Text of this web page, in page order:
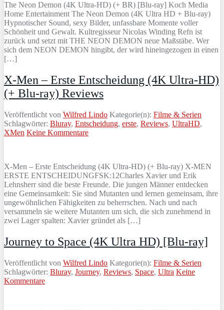
The Neon Demon (4K Ultra-HD) (+ BR) [Blu-ray] Koch Media
Home Entertainment The Neon Demon (4K Ultra HD + Blu-ray)
Hypnotischer Sound, sexy Bilder, unfassbare Momente voller
Schönheit und Gewalt. Kultregisseur Nicolas Winding Refn ist
zurück und setzt mit THE NEON DEMON neue Maßstäbe. Wer
sich dem NEON DEMON hingibt, der wird hineingezogen in einen
[…]
X-Men – Erste Entscheidung (4K Ultra-HD)
(+ Blu-ray) Reviews
Veröffentlicht von Wilfred Lindo Kategorie(n): Filme & Serien
Schlagwörter: Bluray, Entscheidung, erste, Reviews, UltraHD,
XMen Keine Kommentare
X-Men – Erste Entscheidung (4K Ultra-HD) (+ Blu-ray) X-MEN
ERSTE ENTSCHEIDUNGFSK:12Charles Xavier und Erik
Lehnsherr sind die beste Freunde. Die jungen Männer entdecken
eine Gemeinsamkeit: Sie sind Mutanten und lernen gemeinsam, ihre
ungewöhnlichen Fähigkeiten zu beherrschen. Nach und nach
versammeln sie weitere Mutanten um sich, die sich zunehmend in
zwei Lager spalten: Xavier gründet als […]
Journey to Space (4K Ultra HD) [Blu-ray]
Veröffentlicht von Wilfred Lindo Kategorie(n): Filme & Serien
Schlagwörter: Bluray, Journey, Reviews, Space, Ultra Keine
Kommentare